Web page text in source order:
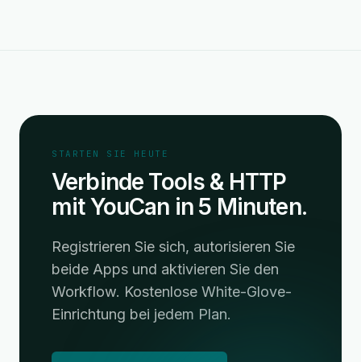
STARTEN SIE HEUTE
Verbinde Tools & HTTP
mit YouCan in 5 Minuten.
Registrieren Sie sich, autorisieren Sie
beide Apps und aktivieren Sie den
Workflow. Kostenlose White-Glove-
Einrichtung bei jedem Plan.